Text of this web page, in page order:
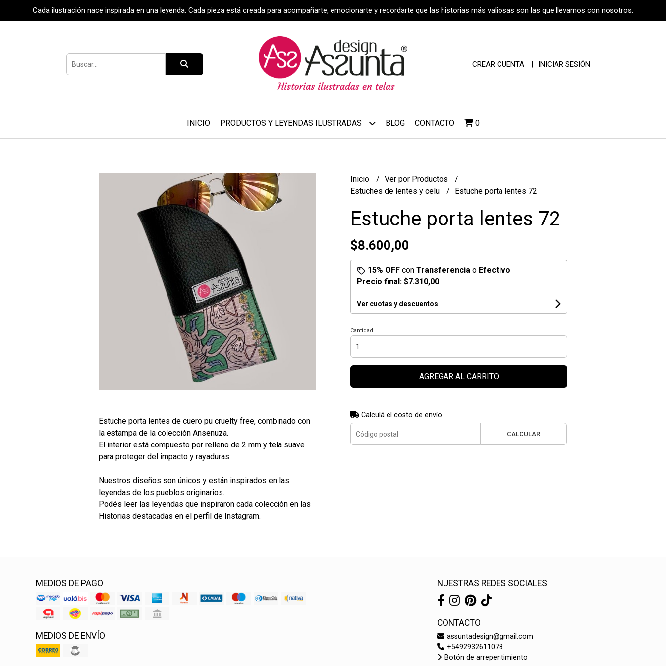
Cada ilustración nace inspirada en una leyenda. Cada pieza está creada para acompañarte, emocionarte y recordarte que las historias más valiosas son las que llevamos con nosotros.
CREAR CUENTA INICIAR SESIÓN
INICIO PRODUCTOS Y LEYENDAS ILUSTRADAS BLOG CONTACTO 0
Estuche porta lentes de cuero pu cruelty free, combinado con
la estampa de la colección Ansenuza.
El interior está compuesto por relleno de 2 mm y tela suave
para proteger del impacto y rayaduras.
Nuestros diseños son únicos y están inspirados en las
leyendas de los pueblos originarios.
Podés leer las leyendas que inspiraron cada colección en las
Historias destacadas en el perfil de Instagram.
Inicio
Ver por Productos
Estuches de lentes y celu
Estuche porta lentes 72
Estuche porta lentes 72
$8.600,00
15% OFF con Transferencia o Efectivo
Precio final: $7.310,00
Ver cuotas y descuentos
Cantidad
AGREGAR AL CARRITO
Calculá el costo de envío
CALCULAR
MEDIOS DE PAGO
MEDIOS DE ENVÍO
NUESTRAS REDES SOCIALES
CONTACTO
assuntadesign@gmail.com
+5492932611078
Botón de arrepentimiento